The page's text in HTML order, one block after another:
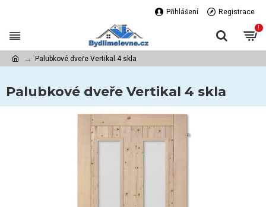
Přihlášení Registrace
!
Palubkové dveře Vertikal 4 skla
Palubkové dveře Vertikal 4 skla